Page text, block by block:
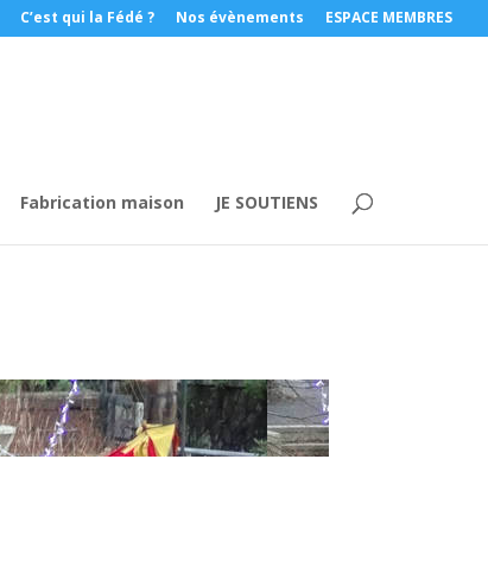
C’est qui la Fédé ? Nos évènements ESPACE MEMBRES
Fabrication maison JE SOUTIENS